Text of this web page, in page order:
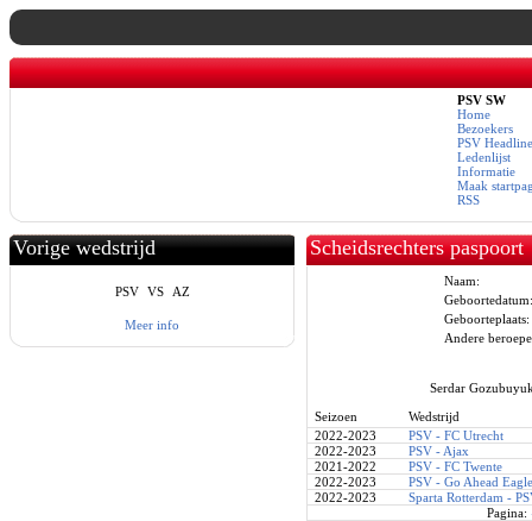
PSV SW
Home
Bezoekers
PSV
Ledenlijst
Informatie
Maak
RSS
Vorige wedstrijd
PSV VS AZ
Meer info
Scheidsrechters paspoort
Naam:
Geboortedatum:
Geboorteplaats:
Andere
Serdar
Seizoen
Wedstrijd
2022-2023
PSV - FC Utrecht
2022-2023
PSV - Ajax
2021-2022
PSV - FC Twente
2022-2023
PSV - Go Ahead
2022-2023
Sparta Rotterdam -
Pagina: